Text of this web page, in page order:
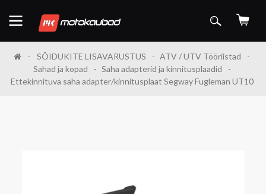
SÕIDUKITE LISAVARUSTUS
ATV / UTV Tööriistad
Sahad ja kopad
Saha adapterid ja kinnitusplaadid
Ettekinnituva saha adapter/kinnitusplaat Segway Fugleman UT10